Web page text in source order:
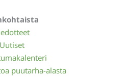
Uutiset
puutarha-alasta